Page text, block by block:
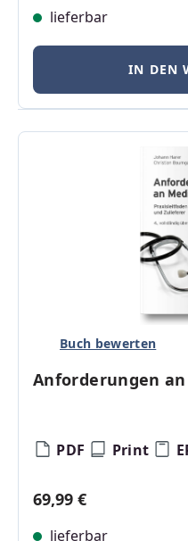
lieferbar
IN DEN
Buch bewerten
Anforderungen
PDF Print
Regulärer Preis:
69,99 €
lieferbar